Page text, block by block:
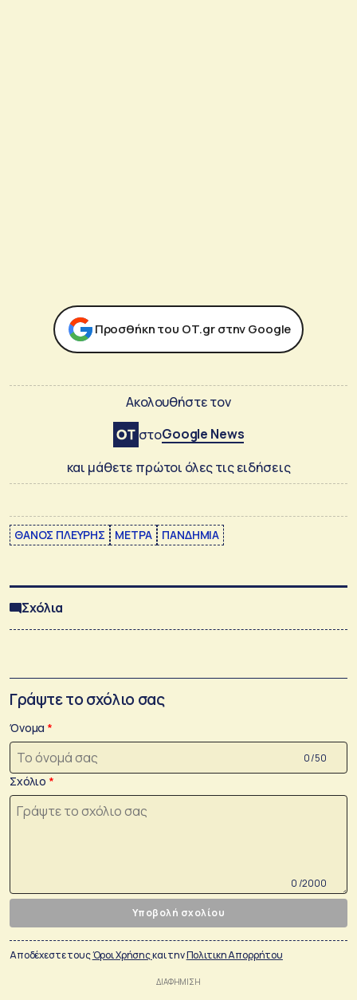
Προσθήκη του ΟΤ.gr στην Google
Ακολουθήστε τον
στοGoogle News
και μάθετε πρώτοι όλες τις ειδήσεις
ΘΑΝΟΣ ΠΛΕΥΡΗΣ ΜΕΤΡΑ ΠΑΝΔΗΜΙΑ
Σχόλια
Γράψτε το σχόλιο σας
Όνομα
0 /50
Σχόλιο
0 /2000
Υποβολή σχολίου
Αποδέχεστε τουςΌροι Χρήσηςκαι τηνΠολιτικη Απορρήτου